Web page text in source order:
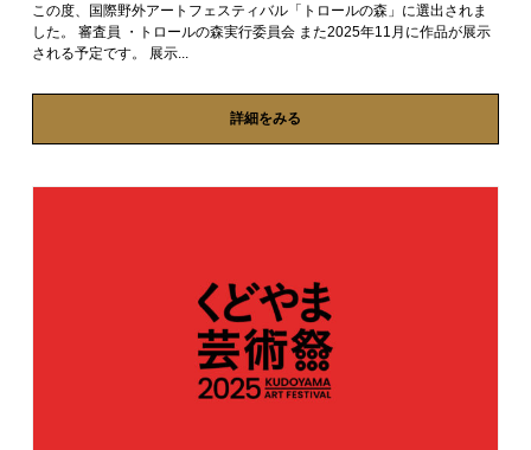
この度、国際野外アートフェスティバル「トロールの森」に選出されま
した。 審査員 ・トロールの森実行委員会 また2025年11月に作品が展示
される予定です。 展示...
詳細をみる